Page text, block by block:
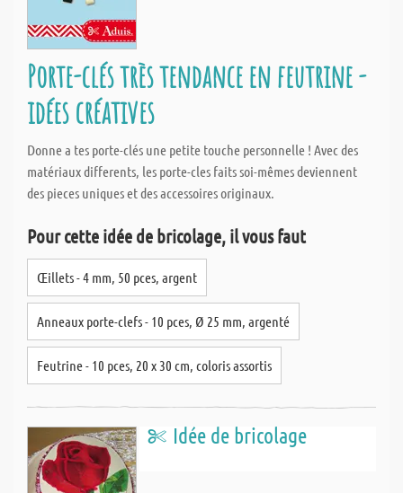
Porte-clés très tendance en feutrine -
idées créatives
Donne a tes porte-clés une petite touche personnelle ! Avec des
matériaux differents, les porte-cles faits soi-mêmes deviennent
des pieces uniques et des accessoires originaux.
Pour cette idée de bricolage, il vous faut
Œillets - 4 mm, 50 pces, argent
Anneaux porte-clefs - 10 pces, Ø 25 mm, argenté
Feutrine - 10 pces, 20 x 30 cm, coloris assortis
Idée de bricolage